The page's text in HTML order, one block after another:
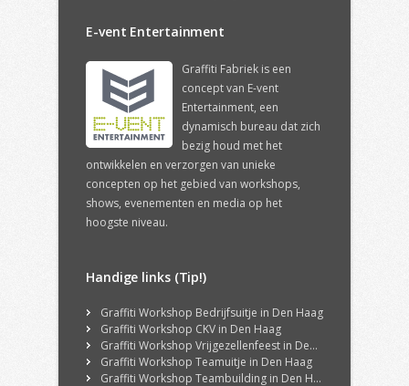
E-vent Entertainment
Graffiti Fabriek is een
concept van E-vent
Entertainment, een
dynamisch bureau dat zich
bezig houd met het
ontwikkelen en verzorgen van unieke
concepten op het gebied van workshops,
shows, evenementen en media op het
hoogste niveau.
Handige links (Tip!)
Graffiti Workshop Bedrijfsuitje in Den Haag
Graffiti Workshop CKV in Den Haag
Graffiti Workshop Vrijgezellenfeest in Den Haag
Graffiti Workshop Teamuitje in Den Haag
Graffiti Workshop Teambuilding in Den Haag